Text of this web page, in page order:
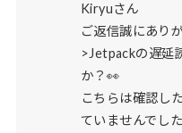
Kiryuさん
ご返信誠にあり
>Jetpackの遅延
か？👀
こちらは確認し
ていませんでした